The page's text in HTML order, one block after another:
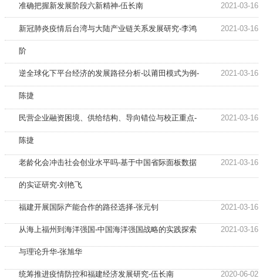
准确把握新发展阶段六新精神-伍长南 2021-03-16
新冠肺炎疫情后台湾与大陆产业链关系发展研究-李鸿
阶
2021-03-16
逆全球化下平台经济的发展路径分析-以莆田模式为例-
陈捷
2021-03-16
民营企业融资困境、供给结构、导向错位与校正重点-
陈捷
2021-03-16
老龄化会冲击社会创业水平吗-基于中国省际面板数据
的实证研究-刘艳飞
2021-03-16
福建开展国际产能合作的路径选择-张元钊 2021-03-16
从海上福州到海洋强国-中国海洋强国战略的实践探索
与理论升华-张旭华
2021-03-16
统筹推进疫情防控和福建经济发展研究-伍长南 2020-06-02